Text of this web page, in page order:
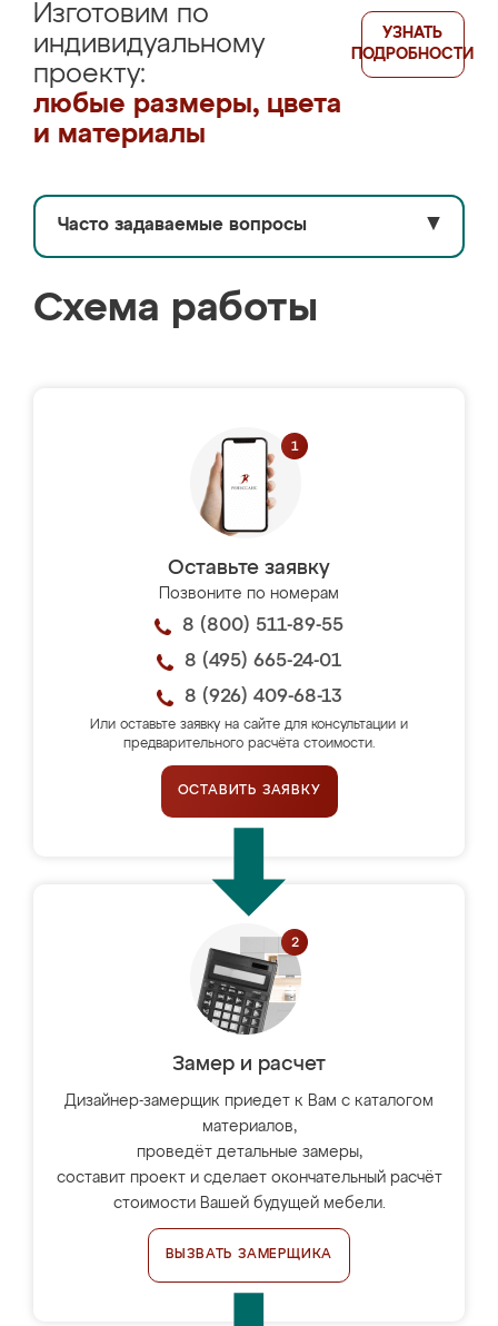
Изготовим по
индивидуальному
проекту:
любые размеры, цвета
и материалы
УЗНАТЬ
ПОДРОБНОСТИ
Часто задаваемые вопросы ▼
Схема работы
Оставьте заявку
Позвоните по номерам
8 (800) 511-89-55
8 (495) 665-24-01
8 (926) 409-68-13
Или оставьте заявку на сайте для консультации и
предварительного расчёта стоимости.
ОСТАВИТЬ ЗАЯВКУ
Замер и расчет
Дизайнер-замерщик приедет к Вам с каталогом
материалов,
проведёт детальные замеры,
составит проект и сделает окончательный расчёт
стоимости Вашей будущей мебели.
ВЫЗВАТЬ ЗАМЕРЩИКА